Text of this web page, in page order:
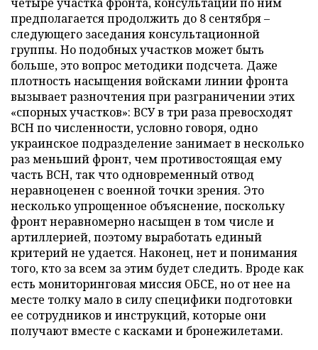
предполагается продолжить до 8 сентября –
следующего заседания консультационной
группы. Но подобных участков может быть
больше, это вопрос методики подсчета. Даже
плотность насыщения войсками линии фронта
вызывает разночтения при разграничении этих
«спорных участков»: ВСУ в три раза превосходят
ВСН по численности, условно говоря, одно
украинское подразделение занимает в несколько
раз меньший фронт, чем противостоящая ему
часть ВСН, так что одновременный отвод
неравноценен с военной точки зрения. Это
несколько упрощенное объяснение, поскольку
фронт неравномерно насыщен в том числе и
артиллерией, поэтому выработать единый
критерий не удается. Наконец, нет и понимания
того, кто за всем за этим будет следить. Вроде как
есть мониторинговая миссия ОБСЕ, но от нее на
месте толку мало в силу специфики подготовки
ее сотрудников и инструкций, которые они
получают вместе с касками и бронежилетами.